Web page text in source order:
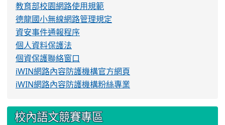
教育部校園網路使用規範
德龍國小無線網路管理規定
資安事件通報程序
個人資料保護法
個資保護聯絡窗口
iWIN網路內容防護機構官方網頁
iWIN網路內容防護機構粉絲專業
校內語文競賽專區